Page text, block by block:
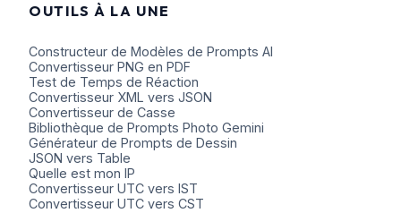
OUTILS À LA UNE
Constructeur de Modèles de Prompts AI
Convertisseur PNG en PDF
Test de Temps de Réaction
Convertisseur XML vers JSON
Convertisseur de Casse
Bibliothèque de Prompts Photo Gemini
Générateur de Prompts de Dessin
JSON vers Table
Quelle est mon IP
Convertisseur UTC vers IST
Convertisseur UTC vers CST